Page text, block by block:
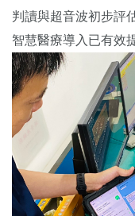
判讀與超音波初步評
智慧醫療導入已有效